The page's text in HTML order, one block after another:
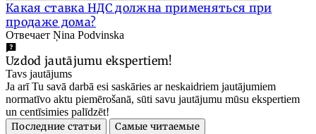
Какая ставка НДС должна применяться при
продаже дома?
Отвечает Ņina Podvinska
Uzdod jautājumu ekspertiem!
Tavs jautājums
Ja arī Tu savā darbā esi saskāries ar neskaidriem jautājumiem
normatīvo aktu piemērošanā, sūti savu jautājumu mūsu ekspertiem
un centīsimies palīdzēt!
Последние статьи
Самые читаемые